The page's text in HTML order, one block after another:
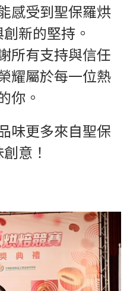
感受到聖保羅烘
新的堅持。
所有支持與信任
耀屬於每一位熱
你。
味更多來自聖保
意！